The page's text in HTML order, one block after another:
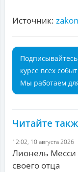
Источник:
курсе всех
Мы работаем
Читайте
12:02, 10 августа 2026
Лионель Месси
своего отца